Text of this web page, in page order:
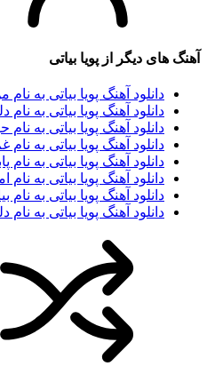
آهنگ های دیگر از پویا بیاتی
دانلود آهنگ پویا بیاتی به نام
دانلود آهنگ پویا بیاتی به
دانلود آهنگ پویا بیاتی به
دانلود آهنگ پویا بیاتی به نام
دانلود آهنگ پویا بیاتی به نام
دانلود آهنگ پویا بیاتی به نام
دانلود آهنگ پویا بیاتی به نام
دانلود آهنگ پویا بیاتی به نام